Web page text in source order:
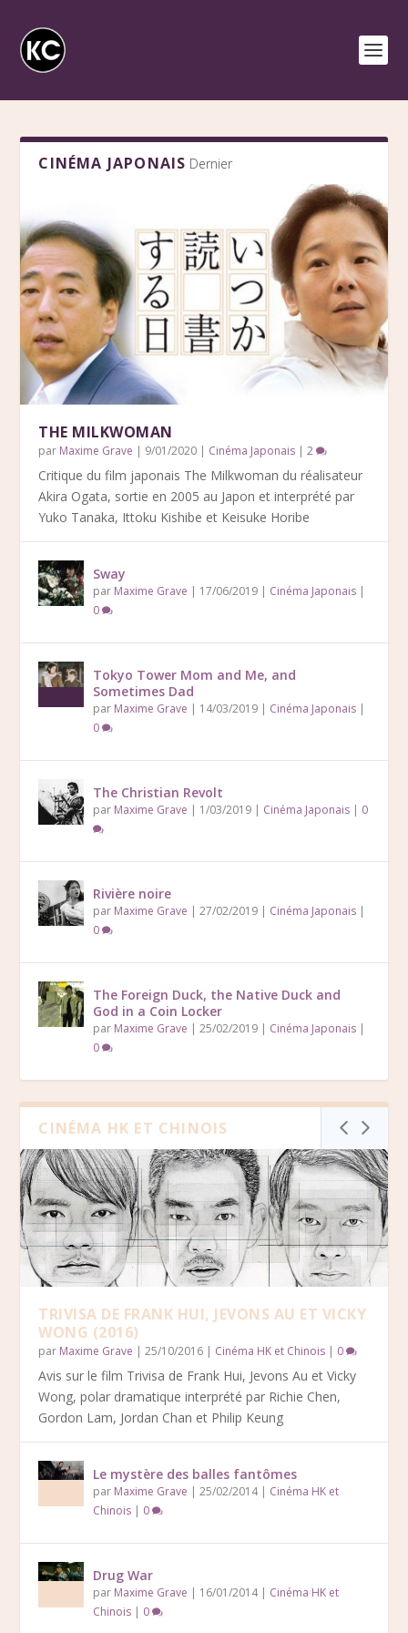
CINÉMA JAPONAIS Dernier
THE MILKWOMAN
par Maxime Grave | 9/01/2020 | Cinéma Japonais |2
Critique du film japonais The Milkwoman du réalisateur
Akira Ogata, sortie en 2005 au Japon et interprété par
Yuko Tanaka, Ittoku Kishibe et Keisuke Horibe
Sway
par Maxime Grave | 17/06/2019 | Cinéma Japonais |
0
Tokyo Tower Mom and Me, and
Sometimes Dad
par Maxime Grave | 14/03/2019 | Cinéma Japonais |
0
The Christian Revolt
par Maxime Grave | 1/03/2019 | Cinéma Japonais | 0
Rivière noire
par Maxime Grave |27/02/2019 | Cinéma Japonais |
0
The Foreign Duck, the Native Duck and
God in a Coin Locker
par Maxime Grave |25/02/2019 | Cinéma Japonais |
0
CINÉMA HK ET CHINOIS
TRIVISA DE FRANK HUI, JEVONS AU ET VICKY
WONG (2016)
par Maxime Grave |25/10/2016 | Cinéma HK et Chinois | 0
Avis sur le film Trivisa de Frank Hui, Jevons Au et Vicky
Wong, polar dramatique interprété par Richie Chen,
Gordon Lam, Jordan Chan et Philip Keung
Le mystère des balles fantômes
par Maxime Grave |25/02/2014| Cinéma HK et
Chinois | 0
Drug War
par Maxime Grave | 16/01/2014| Cinéma HK et
Chinois | 0